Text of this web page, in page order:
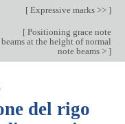
[Expressive marks >> ]
[Positioning grace note
beams at the height of normal
note beams > ]
del rigo